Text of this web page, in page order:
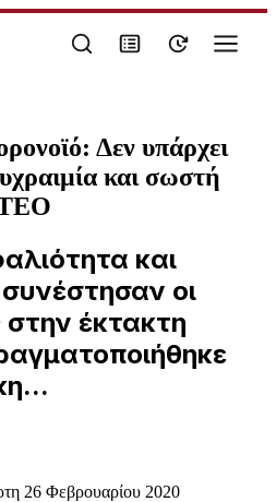
Δεν υπάρχει
και σωστή
και
οι
έκτακτη
26 Φεβρουαρίου 2020